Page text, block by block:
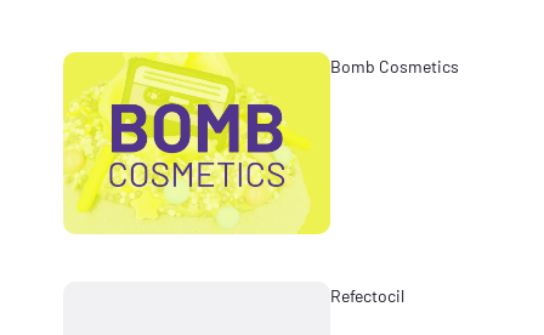
Bomb Cosmetics
Refectocil